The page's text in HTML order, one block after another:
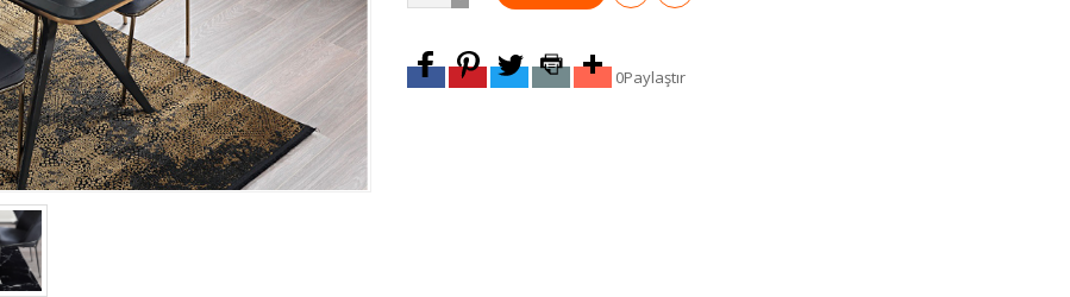
0Paylaştır